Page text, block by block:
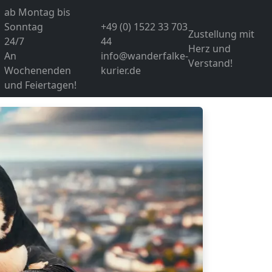
ab Montag bis
Sonntag
24/7
An
Wochenenden
und Feiertagen!
+49 (0) 1522 33 703
44
info@wanderfalke-
kurier.de
Zustellung mit
Herz und
Verstand!